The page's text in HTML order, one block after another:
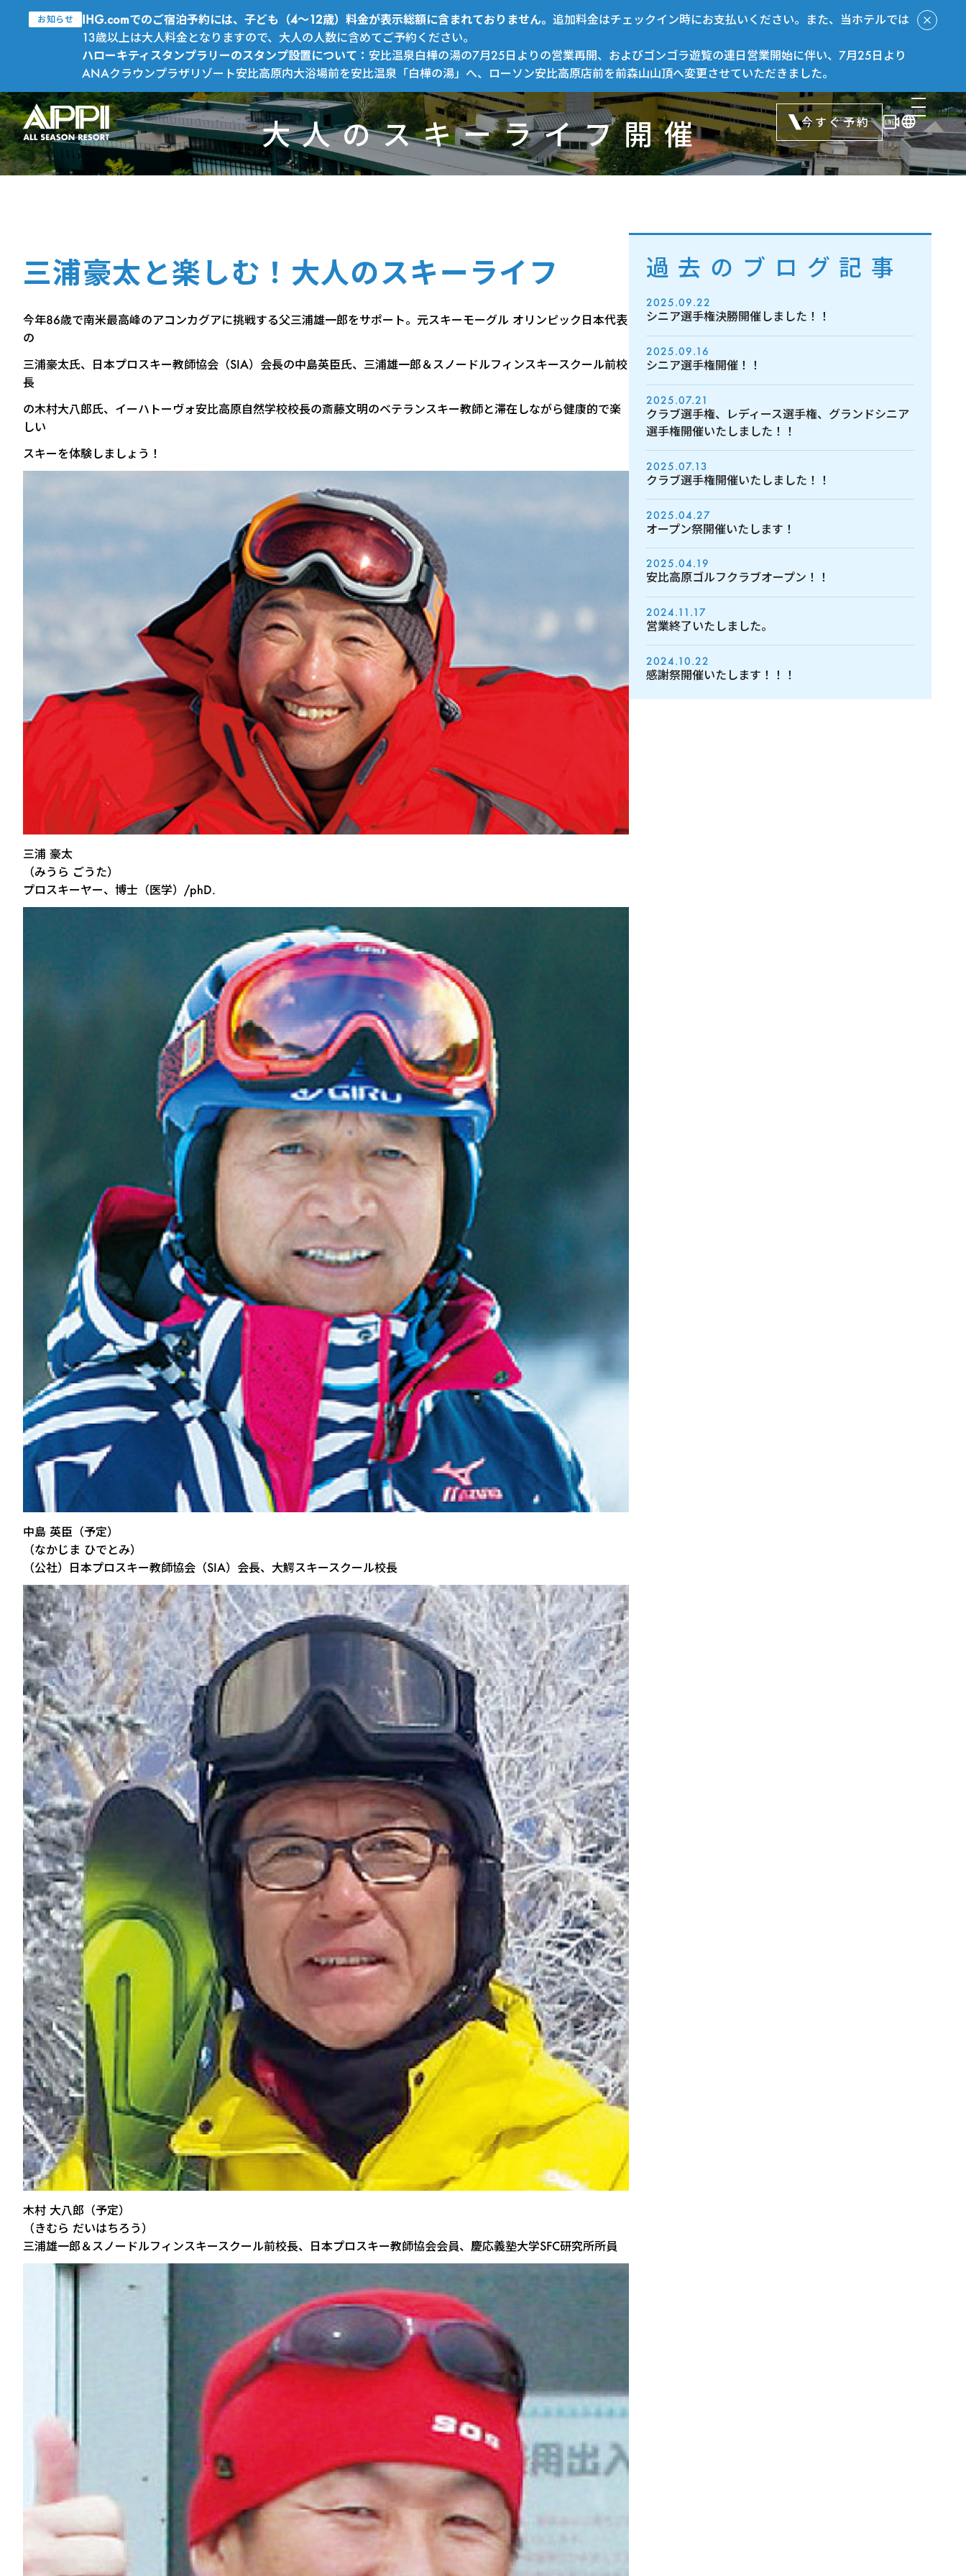
お知らせ IHG.comでのご宿泊予約には、子ども（4～12歳）料金が表示総額に含まれておりません。追加料金はチェックイン時にお支払いください。また、当ホテルでは
13歳以上は大人料金となりますので、大人の人数に含めてご予約ください。
ハローキティスタンプラリーのスタンプ設置について：安比温泉白樺の湯の7月25日よりの営業再開、およびゴンゴラ遊覧の連日営業開始に伴い、7月25日より
ANAクラウンプラザリゾート安比高原内大浴場前を安比温泉「白樺の湯」へ、ローソン安比高原店前を前森山山頂へ変更させていただきました。
今すぐ予約
大人のスキーライフ開催
三浦豪太と楽しむ！大人のスキーライフ
今年86歳で南米最高峰のアコンカグアに挑戦する父三浦雄一郎をサポート。元スキーモーグル オリンピック日本代表
の
三浦豪太氏、日本プロスキー教師協会（SIA）会長の中島英臣氏、三浦雄一郎＆スノードルフィンスキースクール前校
長
の木村大八郎氏、イーハトーヴォ安比高原自然学校校長の斎藤文明のベテランスキー教師と滞在しながら健康的で楽
しい
スキーを体験しましょう！
三浦 豪太
（みうら ごうた）
プロスキーヤー、博士（医学）/phD.
中島 英臣（予定）
（なかじま ひでとみ）
（公社）日本プロスキー教師協会（SIA）会長、大鰐スキースクール校長
木村 大八郎（予定）
（きむら だいはちろう）
三浦雄一郎＆スノードルフィンスキースクール前校長、日本プロスキー教師協会会員、慶応義塾大学SFC研究所所員
過去のブログ記事
2025.09.22
シニア選手権決勝開催しました！！
2025.09.16
シニア選手権開催！！
2025.07.21
クラブ選手権、レディース選手権、グランドシニア
選手権開催いたしました！！
2025.07.13
クラブ選手権開催いたしました！！
2025.04.27
オープン祭開催いたします！
2025.04.19
安比高原ゴルフクラブオープン！！
2024.11.17
営業終了いたしました。
2024.10.22
感謝祭開催いたします！！！